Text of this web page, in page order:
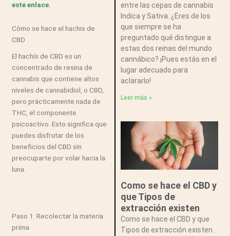
este enlace.
Cómo se hace el hachis de
CBD
El hachís de CBD es un
concentrado de resina de
cannabis que contiene altos
niveles de cannabidiol, o CBD,
pero prácticamente nada de
THC, el componente
psicoactivo. Esto significa que
puedes disfrutar de los
beneficios del CBD sin
preocuparte por volar hacia la
luna.
Paso 1: Recolectar la materia
prima
entre las cepas de cannabis
Indica y Sativa. ¿Eres de los
que siempre se ha
preguntado qué distingue a
estas dos reinas del mundo
cannábico? ¡Pues estás en el
lugar adecuado para
aclararlo!
Leer más »
Como se hace el CBD y
que Tipos de
extracción existen
Como se hace el CBD y que
Tipos de extracción existen.